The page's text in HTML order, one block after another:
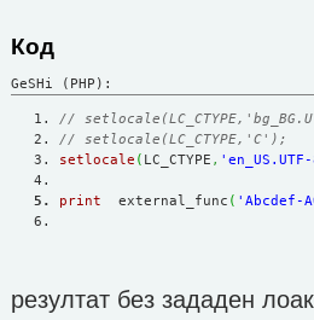
Код
GeSHi (PHP):
//
// setlocale(LC_CTYPE,'C');
setlocale ( LC_CTYPE ,
print external_func ( 'Abcdef-
резултат без зададен